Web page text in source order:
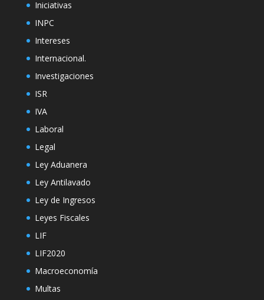
Iniciativas
INPC
Intereses
Internacional.
Investigaciones
ISR
IVA
Laboral
Legal
Ley Aduanera
Ley Antilavado
Ley de Ingresos
Leyes Fiscales
LIF
LIF2020
Macroeconomía
Multas